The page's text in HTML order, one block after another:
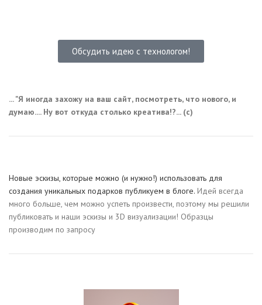
Обсудить идею с технологом!
... "Я иногда захожу на ваш сайт, посмотреть, что нового, и
думаю.... Ну вот откуда столько креатива!?... (с)
Новые эскизы, которые можно (и нужно!) использовать для
создания уникальных подарков публикуем в блоге. Идей всегда
много больше, чем можно успеть произвести, поэтому мы решили
публиковать и наши эскизы и 3D визуализации! Образцы
производим по запросу